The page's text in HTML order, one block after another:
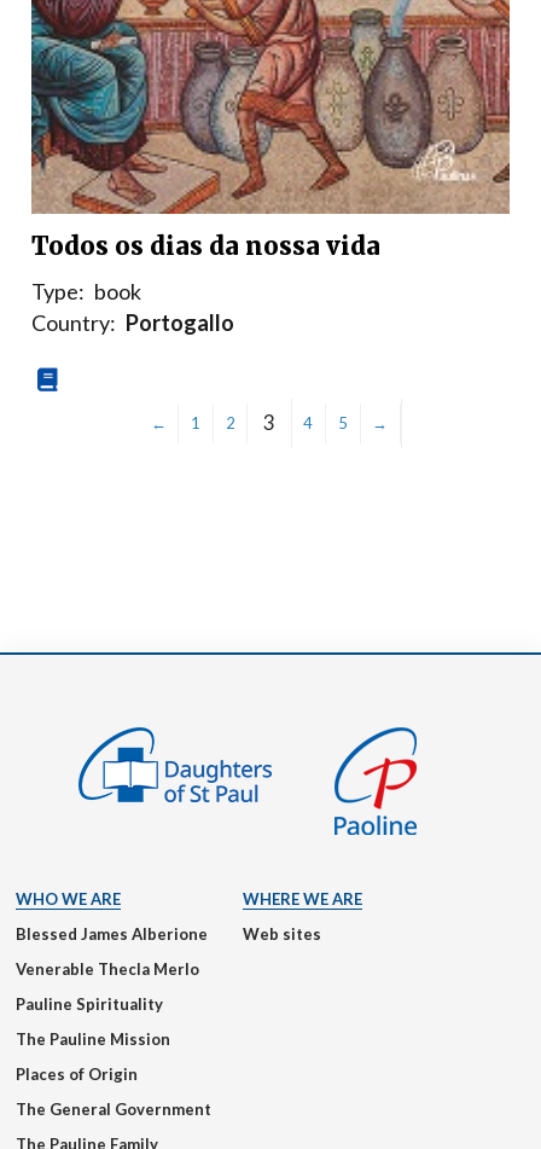
Todos os dias da nossa vida
Type: book
Country: Portogallo
← 1 2 3 4 5 →
WHO WE ARE
Blessed James Alberione
Venerable Thecla Merlo
Pauline Spirituality
The Pauline Mission
Places of Origin
The General Government
The Pauline Family
WHERE WE ARE
Web sites